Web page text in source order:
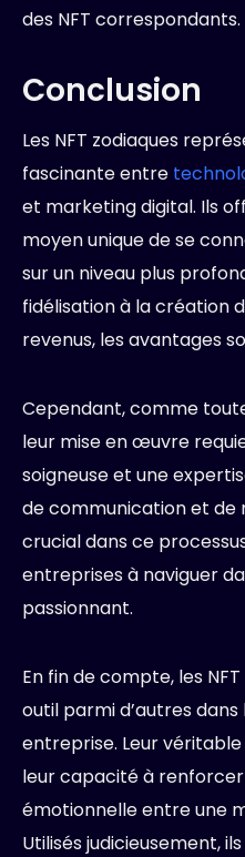
des NFT correspondants.
Conclusion
Les NFT zodiaques
fascinante entre
et marketing digital. Ils
moyen unique de se
sur un niveau plus
fidélisation à la création
revenus, les avantages
Cependant, comme
leur mise en œuvre
soigneuse et une
de communication et de
crucial dans ce
entreprises à naviguer
passionnant.
En fin de compte, les
outil parmi d’autres dans
entreprise. Leur
leur capacité à
émotionnelle entre une
Utilisés judicieusement,